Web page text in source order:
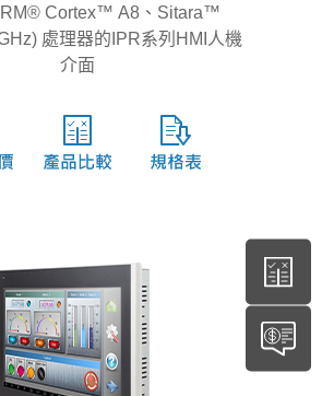
Cortex™ A8、Sitara™
處理器的IPR系列HMI人機
介面